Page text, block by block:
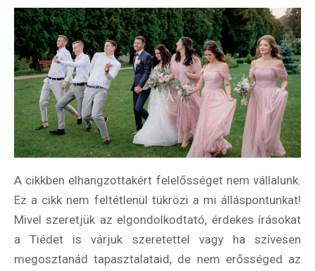
A cikkben elhangzottakért felelősséget nem vállalunk.
Ez a cikk nem feltétlenül tükrözi a mi álláspontunkat!
Mivel szeretjük az elgondolkodtató, érdekes írásokat
a Tiédet is várjuk szeretettel vagy ha szívesen
megosztanád tapasztalataid, de nem erősséged az